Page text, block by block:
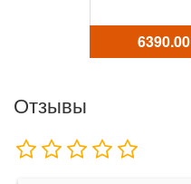
6390.00
Отзывы